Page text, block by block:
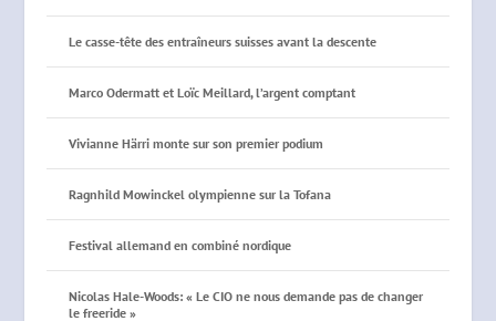
Le casse-tête des entraîneurs suisses avant la descente
Marco Odermatt et Loïc Meillard, l’argent comptant
Vivianne Härri monte sur son premier podium
Ragnhild Mowinckel olympienne sur la Tofana
Festival allemand en combiné nordique
Nicolas Hale-Woods: « Le CIO ne nous demande pas de changer
le freeride »